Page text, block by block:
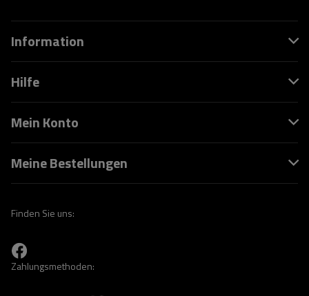
Information
Hilfe
Mein Konto
Meine Bestellungen
Finden Sie uns:
Zahlungsmethoden: